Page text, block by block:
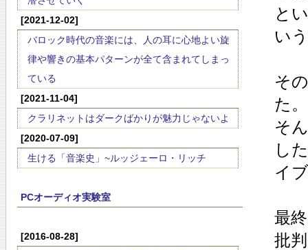
[2021-12-02]
バロック時代の音楽には、人の耳に心地よい旋
律や響きの基本パターンが全て含まれてしまっ
ている
[2021-11-04]
クラリネットはダークばかりが魅力じゃないよ
[2020-07-09]
生ける「音楽史」~ルッジェーロ・リッチ
PCオーディオ実験室
[2016-08-28]
と
い
そ
た。
そ
し
イ
最
批